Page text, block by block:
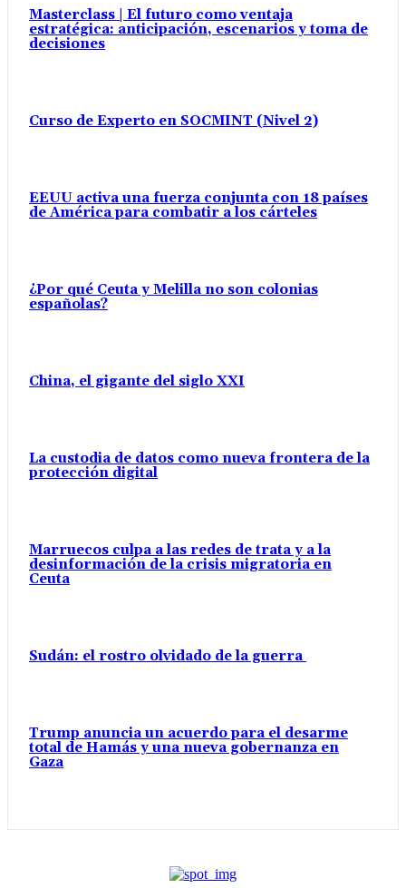
Masterclass | El futuro como ventaja
estratégica: anticipación, escenarios y toma de
decisiones
Curso de Experto en SOCMINT (Nivel 2)
EEUU activa una fuerza conjunta con 18 países
de América para combatir a los cárteles
¿Por qué Ceuta y Melilla no son colonias
españolas?
China, el gigante del siglo XXI
La custodia de datos como nueva frontera de la
protección digital
Marruecos culpa a las redes de trata y a la
desinformación de la crisis migratoria en
Ceuta
Sudán: el rostro olvidado de la guerra
Trump anuncia un acuerdo para el desarme
total de Hamás y una nueva gobernanza en
Gaza